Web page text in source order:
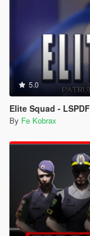
5.0
Elite Squad -
By Fe Kobrax